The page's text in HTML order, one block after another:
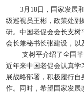
3月18日，国家发展
级巡视员王彬，政策处副
研。中国老促会会长支树
会长兼秘书长张建设，以
支树平介绍了全国
近年来中国老促会认真
展战略部署，积极履行
作。同时，希望国家发展